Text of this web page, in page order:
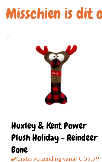
Misschien is dit
Huxley & Kent Power
Plush Holiday - Reindeer
Bone
Gratis verzending vanaf € 59,99